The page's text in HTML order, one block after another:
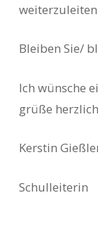
Bleiben Sie/
Ich wünsche
grüße
Kerstin
Schulleiterin